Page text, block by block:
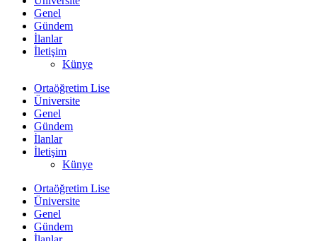
Genel
Gündem
İlanlar
İletişim
Künye
Ortaöğretim Lise
Üniversite
Genel
Gündem
İlanlar
İletişim
Künye
Ortaöğretim Lise
Üniversite
Genel
Gündem